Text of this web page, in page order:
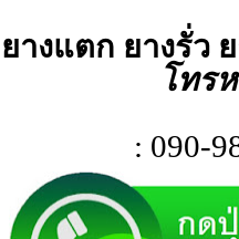
ยางแตก ยางรั่ว
โทร
: 090-